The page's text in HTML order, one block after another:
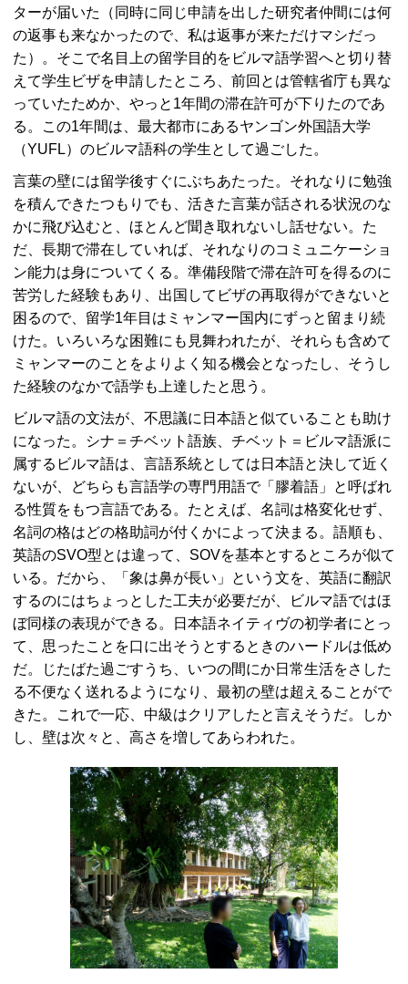
ターが届いた（同時に同じ申請を出した研究者仲間には何
の返事も来なかったので、私は返事が来ただけマシだっ
た）。そこで名目上の留学目的をビルマ語学習へと切り替
えて学生ビザを申請したところ、前回とは管轄省庁も異な
っていたためか、やっと1年間の滞在許可が下りたのであ
る。この1年間は、最大都市にあるヤンゴン外国語大学
（YUFL）のビルマ語科の学生として過ごした。
言葉の壁には留学後すぐにぶちあたった。それなりに勉強
を積んできたつもりでも、活きた言葉が話される状況のな
かに飛び込むと、ほとんど聞き取れないし話せない。た
だ、長期で滞在していれば、それなりのコミュニケーショ
ン能力は身についてくる。準備段階で滞在許可を得るのに
苦労した経験もあり、出国してビザの再取得ができないと
困るので、留学1年目はミャンマー国内にずっと留まり続
けた。いろいろな困難にも見舞われたが、それらも含めて
ミャンマーのことをよりよく知る機会となったし、そうし
た経験のなかで語学も上達したと思う。
ビルマ語の文法が、不思議に日本語と似ていることも助け
になった。シナ＝チベット語族、チベット＝ビルマ語派に
属するビルマ語は、言語系統としては日本語と決して近く
ないが、どちらも言語学の専門用語で「膠着語」と呼ばれ
る性質をもつ言語である。たとえば、名詞は格変化せず、
名詞の格はどの格助詞が付くかによって決まる。語順も、
英語のSVO型とは違って、SOVを基本とするところが似て
いる。だから、「象は鼻が長い」という文を、英語に翻訳
するのにはちょっとした工夫が必要だが、ビルマ語ではほ
ぼ同様の表現ができる。日本語ネイティヴの初学者にとっ
て、思ったことを口に出そうとするときのハードルは低め
だ。じたばた過ごすうち、いつの間にか日常生活をさした
る不便なく送れるようになり、最初の壁は超えることがで
きた。これで一応、中級はクリアしたと言えそうだ。しか
し、壁は次々と、高さを増してあらわれた。